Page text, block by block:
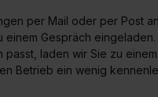
per Mail oder per Post
Gespräch eingeladen.
laden wir Sie zu einem
Betrieb ein wenig